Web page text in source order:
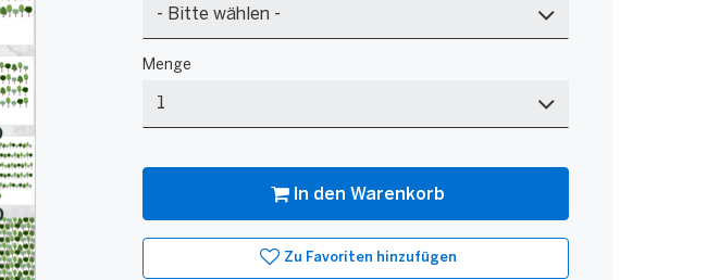
Bäume
Menge
In den Warenkorb
Zu Favoriten hinzufügen